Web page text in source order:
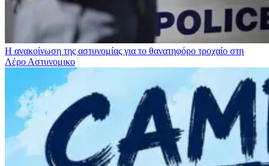
Η ανακοίνωση της αστυνομίας για το θανατηφόρο τροχαίο στη
Λέρο Αστυνομικο